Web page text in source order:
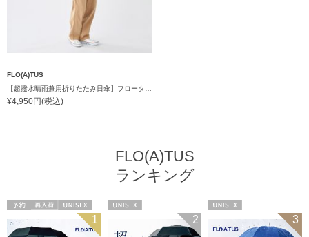
FLO(A)TUS
¥4,950円(税込)
FLO(A)TUS
ランキング
UNISEX 1 2 3